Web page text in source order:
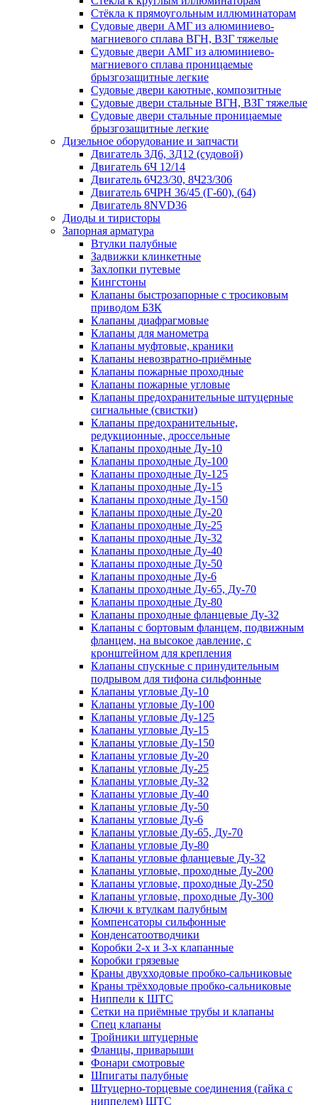
Стёкла к прямоугольным иллюминаторам
Судовые двери АМГ из алюминиево-
магниевого сплава ВГН, ВЗГ тяжелые
Судовые двери АМГ из алюминиево-
магниевого сплава проницаемые
брызгозащитные легкие
Судовые двери каютные, композитные
Судовые двери стальные ВГН, ВЗГ тяжелые
Судовые двери стальные проницаемые
брызгозащитные легкие
Дизельное оборудование и запчасти
Двигатель 3Д6, 3Д12 (судовой)
Двигатель 6Ч 12/14
Двигатель 6Ч23/30, 8Ч23/306
Двигатель 6ЧРН 36/45 (Г-60), (64)
Двигатель 8NVD36
Диоды и тиристоры
Запорная арматура
Втулки палубные
Задвижки клинкетные
Захлопки путевые
Кингстоны
Клапаны быстрозапорные с тросиковым
приводом БЗК
Клапаны диафрагмовые
Клапаны для манометра
Клапаны муфтовые, краники
Клапаны невозвратно-приёмные
Клапаны пожарные проходные
Клапаны пожарные угловые
Клапаны предохранительные штуцерные
сигнальные (свистки)
Клапаны предохранительные,
редукционные, дроссельные
Клапаны проходные Ду-10
Клапаны проходные Ду-100
Клапаны проходные Ду-125
Клапаны проходные Ду-15
Клапаны проходные Ду-150
Клапаны проходные Ду-20
Клапаны проходные Ду-25
Клапаны проходные Ду-32
Клапаны проходные Ду-40
Клапаны проходные Ду-50
Клапаны проходные Ду-6
Клапаны проходные Ду-65, Ду-70
Клапаны проходные Ду-80
Клапаны проходные фланцевые Ду-32
Клапаны с бортовым фланцем, подвижным
фланцем, на высокое давление, с
кронштейном для крепления
Клапаны спускные с принудительным
подрывом для тифона сильфонные
Клапаны угловые Ду-10
Клапаны угловые Ду-100
Клапаны угловые Ду-125
Клапаны угловые Ду-15
Клапаны угловые Ду-150
Клапаны угловые Ду-20
Клапаны угловые Ду-25
Клапаны угловые Ду-32
Клапаны угловые Ду-40
Клапаны угловые Ду-50
Клапаны угловые Ду-6
Клапаны угловые Ду-65, Ду-70
Клапаны угловые Ду-80
Клапаны угловые фланцевые Ду-32
Клапаны угловые, проходные Ду-200
Клапаны угловые, проходные Ду-250
Клапаны угловые, проходные Ду-300
Ключи к втулкам палубным
Компенсаторы сильфонные
Конденсатоотводчики
Коробки 2-х и 3-х клапанные
Коробки грязевые
Краны двухходовые пробко-сальниковые
Краны трёхходовые пробко-сальниковые
Ниппели к ШТС
Сетки на приёмные трубы и клапаны
Спец клапаны
Тройники штуцерные
Фланцы, приварыши
Фонари смотровые
Шпигаты палубные
Штуцерно-торцевые соединения (гайка с
ниппелем) ШТС